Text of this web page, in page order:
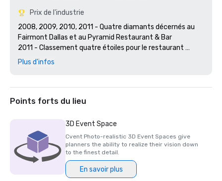
Prix de l'industrie
2008, 2009, 2010, 2011 - Quatre diamants décernés au
Fairmont Dallas et au Pyramid Restaurant & Bar
2011 - Classement quatre étoiles pour le restaurant
Pyramid
2009, 2010 et 2011 - SMART Meetings, lauréat du
Platinum Choice Award
2011- Hôtel de l'année par l'Association des hôtels du nord
du Texas
2012- Hôtel écologique de l'année décerné par la North
Texas Hotel Association
2012- Élu meilleur hôtel de voyage d'affaires par Conde
Plus d'infos
Points forts du lieu
3D Event Space
Cvent Photo-realistic 3D Event Spaces give
planners the ability to realize their vision down
to the finest detail.
En savoir plus